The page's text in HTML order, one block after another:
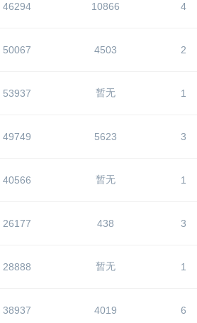
46294 10866 4
50067 4503 2
53937 暂无 1
49749 5623 3
40566 暂无 1
26177 438 3
28888 暂无 1
38937 4019 6